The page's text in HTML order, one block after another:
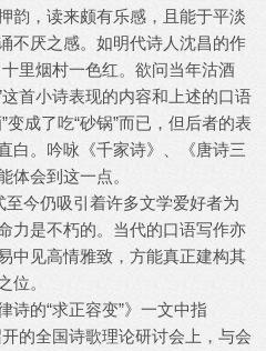
韵，读来颇有乐感，且能于平淡
不厌之感。如明代诗人沈昌的作
里烟村一色红。欲问当年沽酒
首小诗表现的内容和上述的口语
变成了吃“砂锅”而已，但后者的表
白。吟咏《千家诗》、《唐诗三
体会到这一点。
今仍吸引着许多文学爱好者为
力是不朽的。当代的口语写作亦
中见高情雅致，方能真正建构其
位。
诗的“求正容变”》一文中指
的全国诗歌理论研讨会上，与会